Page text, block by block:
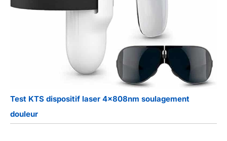
Test KTS dispositif laser 4x808nm soulagement
douleur